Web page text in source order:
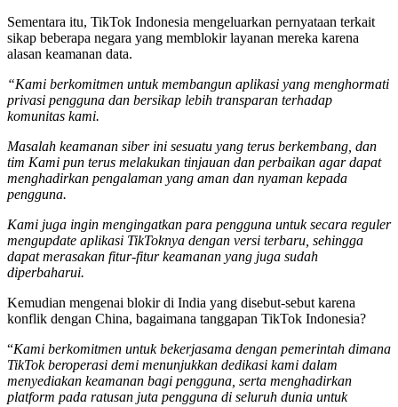
Sementara itu, TikTok Indonesia mengeluarkan pernyataan terkait
sikap beberapa negara yang memblokir layanan mereka karena
alasan keamanan data.
“Kami berkomitmen untuk membangun aplikasi yang menghormati
privasi pengguna dan bersikap lebih transparan terhadap
komunitas kami.
Masalah keamanan siber ini sesuatu yang terus berkembang, dan
tim Kami pun terus melakukan tinjauan dan perbaikan agar dapat
menghadirkan pengalaman yang aman dan nyaman kepada
pengguna.
Kami juga ingin mengingatkan para pengguna untuk secara reguler
mengupdate aplikasi TikToknya dengan versi terbaru, sehingga
dapat merasakan fitur-fitur keamanan yang juga sudah
diperbaharui.
Kemudian mengenai blokir di India yang disebut-sebut karena
konflik dengan China, bagaimana tanggapan TikTok Indonesia?
“Kami berkomitmen untuk bekerjasama dengan pemerintah dimana
TikTok beroperasi demi menunjukkan dedikasi kami dalam
menyediakan keamanan bagi pengguna, serta menghadirkan
platform pada ratusan juta pengguna di seluruh dunia untuk